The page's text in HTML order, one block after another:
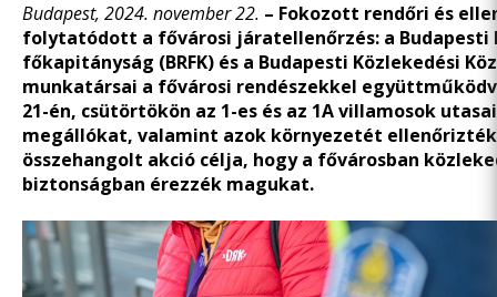
Budapest, 2024. november 22. – Fokozott rendőri és
folytatódott a fővárosi járatellenőrzés: a Budapesti
főkapitányság (BRFK) és a Budapesti Közlekedési
munkatársai a fővárosi rendészekkel
21-én, csütörtökön az 1-es és az 1A villamosok
megállókat, valamint azok környezetét
összehangolt akció célja, hogy a fővárosban
biztonságban érezzék magukat.